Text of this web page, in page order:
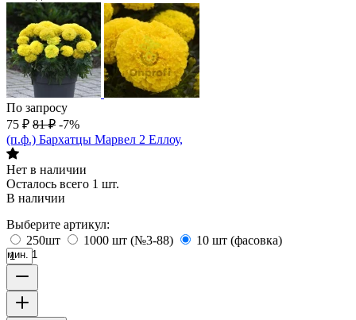
По запросу
75 ₽ 81 ₽ -7%
(п.ф.) Бархатцы Марвел 2 Еллоу,
Нет в наличии
Осталось всего 1 шт.
В наличии
Выберите артикул:
250шт
1000 шт (№3-88) 10 шт (фасовка)
мин. 1